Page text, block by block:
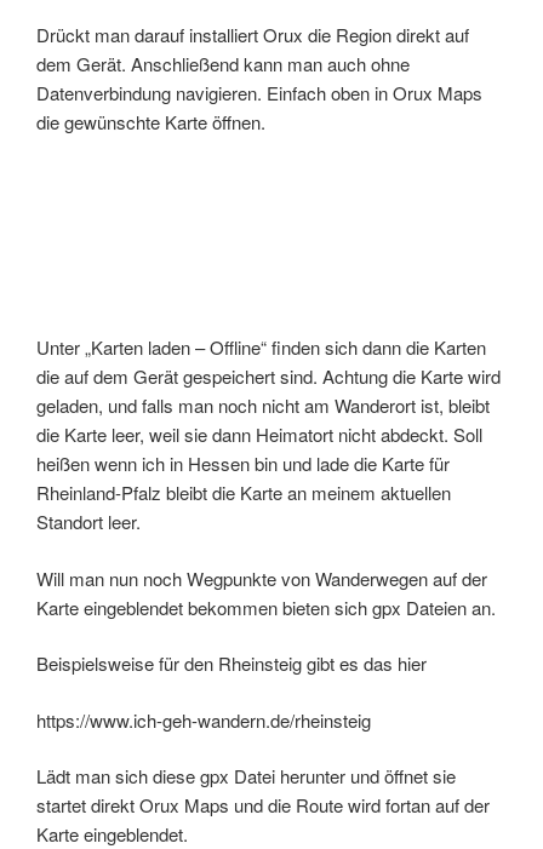
Drückt man darauf installiert Orux die Region direkt auf
dem Gerät. Anschließend kann man auch ohne
Datenverbindung navigieren. Einfach oben in Orux Maps
die gewünschte Karte öffnen.
Unter „Karten laden – Offline“ finden sich dann die Karten
die auf dem Gerät gespeichert sind. Achtung die Karte wird
geladen, und falls man noch nicht am Wanderort ist, bleibt
die Karte leer, weil sie dann Heimatort nicht abdeckt. Soll
heißen wenn ich in Hessen bin und lade die Karte für
Rheinland-Pfalz bleibt die Karte an meinem aktuellen
Standort leer.
Will man nun noch Wegpunkte von Wanderwegen auf der
Karte eingeblendet bekommen bieten sich gpx Dateien an.
Beispielsweise für den Rheinsteig gibt es das hier
https://www.ich-geh-wandern.de/rheinsteig
Lädt man sich diese gpx Datei herunter und öffnet sie
startet direkt Orux Maps und die Route wird fortan auf der
Karte eingeblendet.